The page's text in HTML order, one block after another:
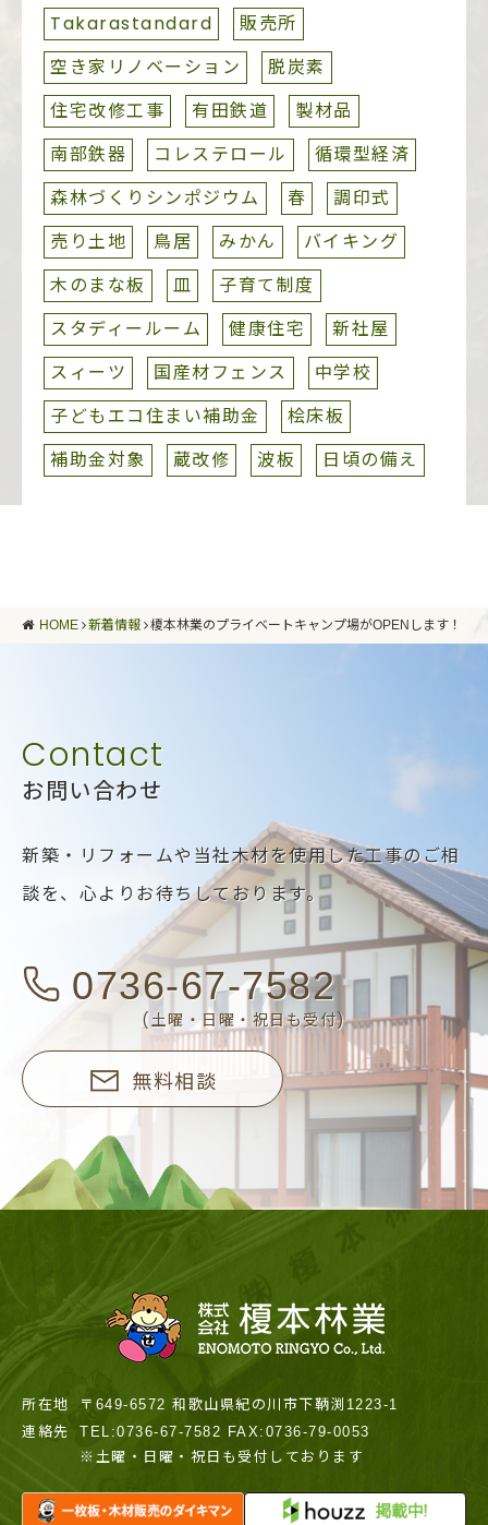
Takarastandard
販売所
空き家リノベーション
脱炭素
住宅改修工事
有田鉄道
製材品
南部鉄器
コレステロール
循環型経済
森林づくりシンポジウム
春
調印式
売り土地
鳥居 みかん
バイキング
木のまな板
皿
子育て制度
スタディールーム
健康住宅
新社屋
スィーツ
国産材フェンス
中学校
子どもエコ住まい補助金
桧床板
補助金対象
蔵改修 波板 日頃の備え
HOME 新着情報 榎本林業のプライベートキャンプ場がOPENします！
お問い合わせ
新築・リフォームや当社木材を使用した工事のご相
談を、 心よりお待ちしております。
0736-67-7582
(土曜・日曜・祝日も受付)
無料相談
所在地
〒649-6572 和歌山県紀の川市下鞆渕1223-1
連絡先
TEL:0736-67-7582 FAX:0736-79-0053
※土曜・日曜・祝日も受付しております